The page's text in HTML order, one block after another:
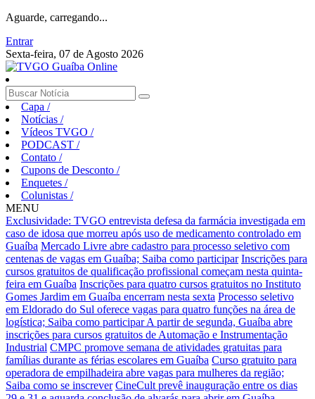
Aguarde, carregando...
Entrar
Sexta-feira, 07 de Agosto 2026
Capa /
Notícias /
Vídeos TVGO /
PODCAST /
Contato /
Cupons de Desconto /
Enquetes /
Colunistas /
MENU
Exclusividade: TVGO entrevista defesa da farmácia investigada em
caso de idosa que morreu após uso de medicamento controlado em
Guaíba Mercado Livre abre cadastro para processo seletivo com
centenas de vagas em Guaíba; Saiba como participar Inscrições para
cursos gratuitos de qualificação profissional começam nesta quinta-
feira em Guaíba Inscrições para quatro cursos gratuitos no Instituto
Gomes Jardim em Guaíba encerram nesta sexta Processo seletivo
em Eldorado do Sul oferece vagas para quatro funções na área de
logística; Saiba como participarA partir de segunda, Guaíba abre
inscrições para cursos gratuitos de Automação e Instrumentação
Industrial CMPC promove semana de atividades gratuitas para
famílias durante as férias escolares em Guaíba Curso gratuito para
operadora de empilhadeira abre vagas para mulheres da região;
Saiba como se inscrever CineCult prevê inauguração entre os dias